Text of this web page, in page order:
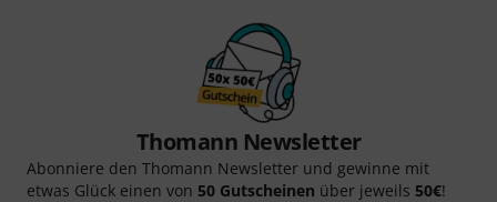
Thomann Newsletter
Abonniere den Thomann Newsletter und gewinne mit
etwas Glück einen von 50 Gutscheinen über jeweils 50€!